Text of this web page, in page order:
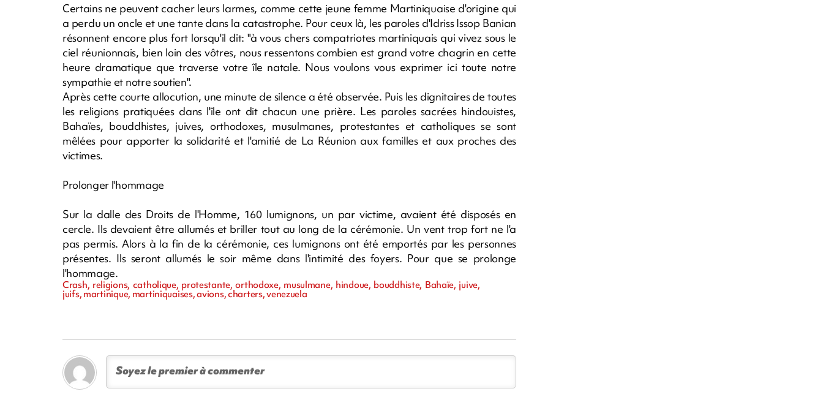
Certains ne peuvent cacher leurs larmes, comme cette jeune femme Martiniquaise d'origine qui
a perdu un oncle et une tante dans la catastrophe. Pour ceux là, les paroles d'Idriss Issop Banian
résonnent encore plus fort lorsqu'il dit: "à vous chers compatriotes martiniquais qui vivez sous le
ciel réunionnais, bien loin des vôtres, nous ressentons combien est grand votre chagrin en cette
heure dramatique que traverse votre île natale. Nous voulons vous exprimer ici toute notre
sympathie et notre soutien".
Après cette courte allocution, une minute de silence a été observée. Puis les dignitaires de toutes
les religions pratiquées dans l'île ont dit chacun une prière. Les paroles sacrées hindouistes,
Bahaïes, bouddhistes, juives, orthodoxes, musulmanes, protestantes et catholiques se sont
mêlées pour apporter la solidarité et l'amitié de La Réunion aux familles et aux proches des
victimes.
Prolonger l'hommage
Sur la dalle des Droits de l'Homme, 160 lumignons, un par victime, avaient été disposés en
cercle. Ils devaient être allumés et briller tout au long de la cérémonie. Un vent trop fort ne l'a
pas permis. Alors à la fin de la cérémonie, ces lumignons ont été emportés par les personnes
présentes. Ils seront allumés le soir même dans l'intimité des foyers. Pour que se prolonge
l'hommage.
Crash, religions, catholique, protestante, orthodoxe, musulmane, hindoue, bouddhiste, Bahaïe, juive,
juifs, martinique, martiniquaises, avions, charters, venezuela